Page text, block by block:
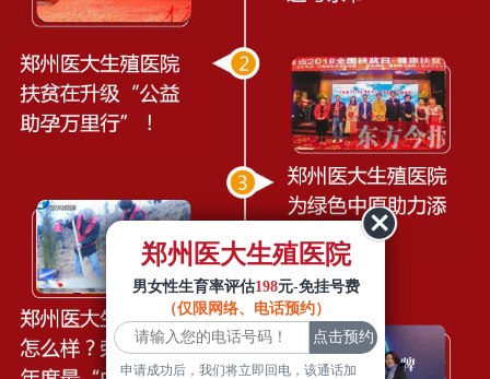
郑州医大生殖医院
男女性生育率评估198元-免挂号费
（仅限网络、电话预约）
申请成功后，我们将立即回电，该通话加